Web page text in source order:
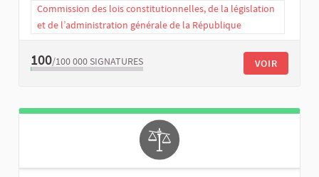
Commission des lois constitutionnelles, de la législation
et de l’administration générale de la République
100/100 000 SIGNATURES VOIR